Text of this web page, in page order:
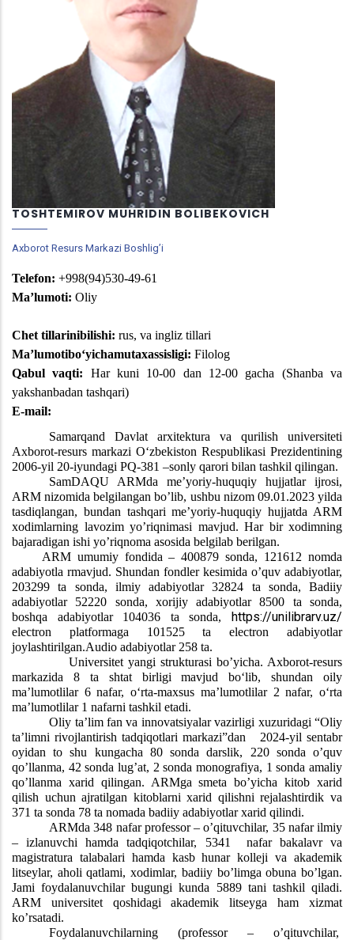
TOSHTEMIROV MUHRIDIN BOLIBEKOVICH
Axborot Resurs Markazi Boshlig’i
Telefon: +998(94)530-49-61
Ma’lumoti: Oliy
Chet tillarinibilishi: rus, va ingliz tillari
Ma’lumotiboʻyichamutaxassisligi: Filolog
Qabul vaqti: Har kuni 10-00 dan 1 2-00 gacha (Shanba va
yakshanbadan tashqari)
E-mail:
Samarqand Davlat arxitektura va qurilish universiteti
Axborot-resurs markazi O‘zbekiston Respublikasi Prezidentining
2006-yil 20-iyundagi PQ-381 –sonly qarori bilan tashkil qilingan.
SamDAQU ARMda me’yoriy-huquqiy hujjatlar ijrosi,
ARM nizomida belgilangan bo’lib, ushbu nizom 09.01.2023 yilda
tasdiqlangan, bundan tashqari me’yoriy-huquqiy hujjatda ARM
xodimlarning lavozim yo’riqnimasi mavjud. Har bir xodimning
bajaradigan ishi yo’riqnoma asosida belgilab berilgan.
ARM umumiy fondida – 400879 sonda, 121612 nomda
adabiyotla rmavjud. Shundan fondler kesimida o’quv adabiyotlar,
203299 ta sonda, ilmiy adabiyotlar 32824 ta sonda, Badiiy
adabiyotlar 52220 sonda, xorijiy adabiyotlar 8500 ta sonda,
boshqa adabiyotlar 104036 ta sonda, https://unilibrarv.uz/
electron platformaga 101525 ta electron adabiyotlar
joylashtirilgan.Audio adabiyotlar 258 ta.
Universitet yangi strukturasi bo’yicha. Axborot-resurs
markazida 8 ta shtat birligi mavjud bo‘lib, shundan oily
ma’lumotlilar 6 nafar, o‘rta-maxsus ma’lumotlilar 2 nafar, o‘rta
ma’lumotlilar 1 nafarni tashkil etadi.
Oliy ta’lim fan va innovatsiyalar vazirligi xuzuridagi “Oliy
ta’limni rivojlantirish tadqiqotlari markazi”dan 2024-yil sentabr
oyidan to shu kungacha 80 sonda darslik, 220 sonda o’quv
qo’llanma, 42 sonda lug’at, 2 sonda monografiya, 1 sonda amaliy
qo’llanma xarid qilingan. ARMga smeta bo’yicha kitob xarid
qilish uchun ajratilgan kitoblarni xarid qilishni rejalashtirdik va
371 ta sonda 78 ta nomada badiiy adabiyotlar xarid qilindi.
ARMda 348 nafar professor – o’qituvchilar, 35 nafar ilmiy
– izlanuvchi hamda tadqiqotchilar, 5341 nafar bakalavr va
magistratura talabalari hamda kasb hunar kolleji va akademik
litseylar, aholi qatlami, xodimlar, badiiy bo’limga obuna bo’lgan.
Jami foydalanuvchilar bugungi kunda 5889 tani tashkil qiladi.
ARM universitet qoshidagi akademik litseyga ham xizmat
ko’rsatadi.
Foydalanuvchilarning (professor – o’qituvchilar,